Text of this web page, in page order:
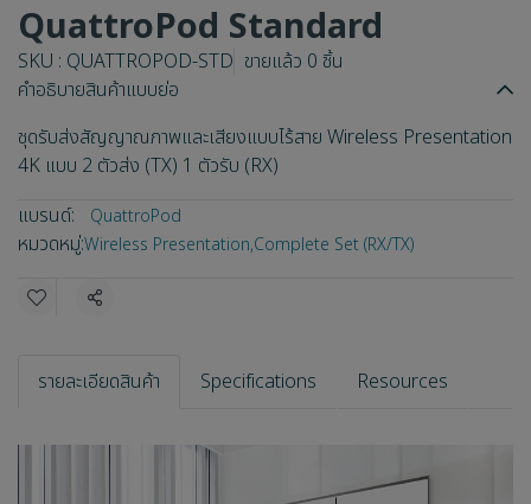
QuattroPod Standard
SKU : QUATTROPOD-STD ขายแล้ว 0 ชิ้น
คำอธิบายสินค้าแบบย่อ
ชุดรับส่งสัญญาณภาพและเสียงแบบไร้สาย Wireless Presentation
4K แบบ 2 ตัวส่ง (TX) 1 ตัวรับ (RX)
แบรนด์:
QuattroPod
หมวดหมู่:Wireless Presentation,Complete Set (RX/TX)
แชร์
รายละเอียดสินค้า Specifications Resources